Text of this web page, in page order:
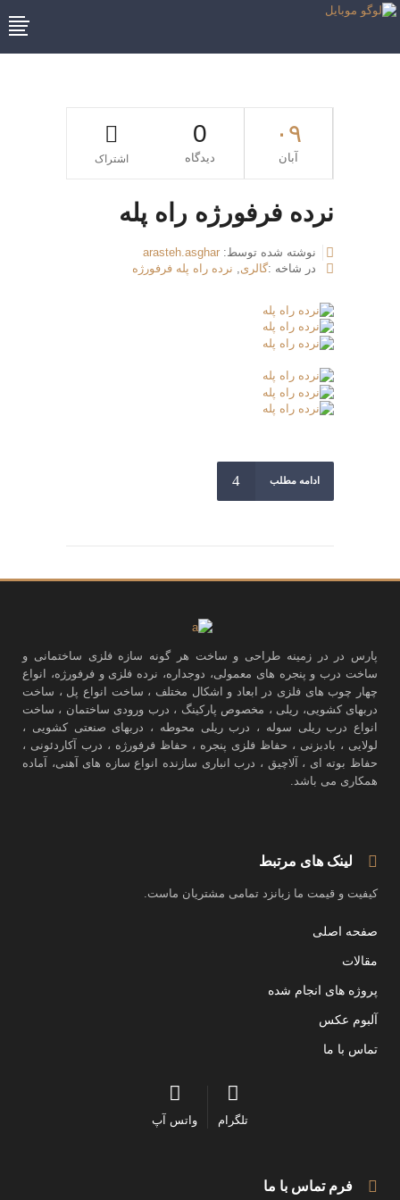
۰۹
آبان
0
دیدگاه اشتراک
نرده فرفورژه راه پله
نوشته شده توسط: arasteh.asghar
در شاخه :گالری, نرده راه پله فرفورژه
ادامه مطلب
پارس در در زمینه طراحی و ساخت هر گونه سازه فلزی ساختمانی و
ساخت درب و پنجره های معمولی، دوجداره، نرده فلزی و فرفورژه، انواع
چهار چوب های فلزی در ابعاد و اشکال مختلف ، ساخت انواع پل ، ساخت
دربهای کشویی، ریلی ، مخصوص پارکینگ ، درب ورودی ساختمان ، ساخت
انواع درب ریلی سوله ، درب ریلی محوطه ، دربهای صنعتی کشویی ،
لولایی ، بادبزنی ، حفاظ فلزی پنجره ، حفاظ فرفورژه ، درب آکاردئونی ،
حفاظ بوته ای ، آلاچیق ، درب انباری سازنده انواع سازه های آهنی، آماده
همکاری می باشد.
لینک های مرتبط
کیفیت و قیمت ما زبانزد تمامی مشتریان ماست.
صفحه اصلی
مقالات
پروژه های انجام شده
آلبوم عکس
تماس با ما
تلگرام واتس آپ
فرم تماس با ما